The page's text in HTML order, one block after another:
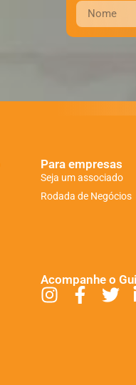
Para empresas
Seja um associado
Rodada de Negócios
Acompanhe o